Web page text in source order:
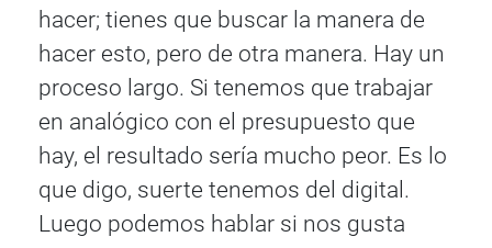
hacer; tienes que buscar la manera de
hacer esto, pero de otra manera. Hay un
proceso largo. Si tenemos que trabajar
en analógico con el presupuesto que
hay, el resultado sería mucho peor. Es lo
que digo, suerte tenemos del digital.
Luego podemos hablar si nos gusta